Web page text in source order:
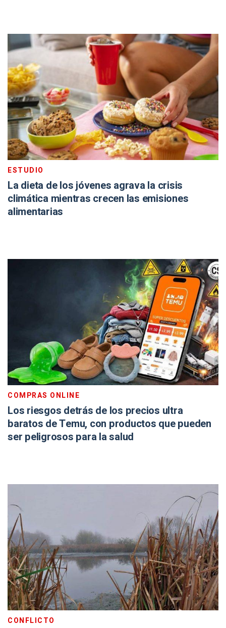
ESTUDIO
La dieta de los jóvenes agrava la crisis
climática mientras crecen las emisiones
alimentarias
COMPRAS ONLINE
Los riesgos detrás de los precios ultra
baratos de Temu, con productos que pueden
ser peligrosos para la salud
CONFLICTO